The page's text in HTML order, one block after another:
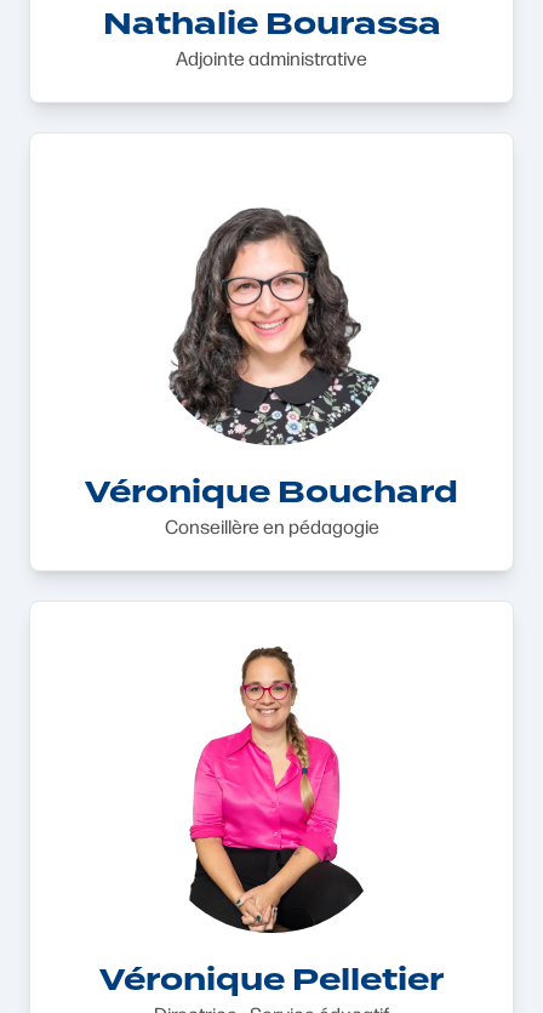
Nathalie Bourassa
Adjointe administrative
Véronique Bouchard
Conseillère en pédagogie
Véronique Pelletier